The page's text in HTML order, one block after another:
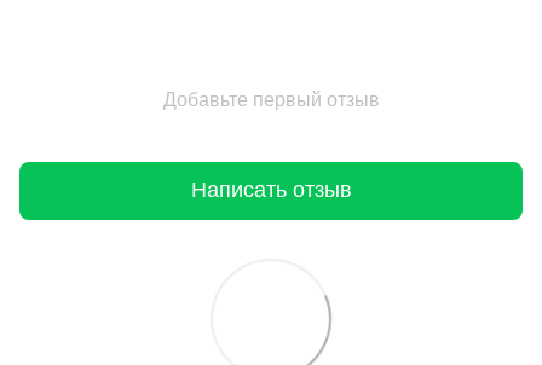
Добавьте первый отзыв
Написать отзыв